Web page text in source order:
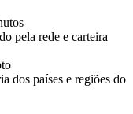
pela rede e carteira
dos países e regiões do